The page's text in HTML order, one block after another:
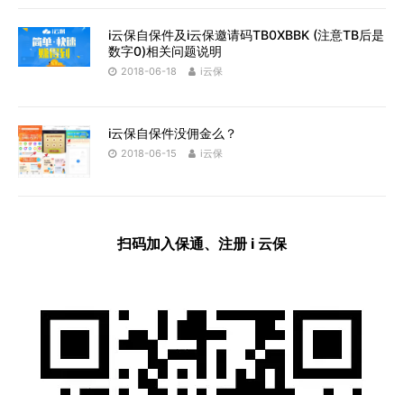
i云保自保件及i云保邀请码TB0XBBK (注意TB后是
数字0)相关问题说明
2018-06-18 i云保
i云保自保件没佣金么？
2018-06-15 i云保
扫码加入保通、注册 i 云保